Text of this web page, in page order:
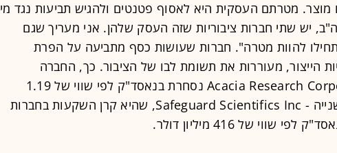
מטרתם העסקית היא לאסוף פטנטים ולהגיש תביעות נגד מי
יש שתי חברות ציבוריות שזה העסק שלהן. אני מעריך שגם
להוות מטרה". חברות שעושות כסף מתביעה על הפרת
הייצור, מעוררות את תשומת לבו של הציבור. כך, החברה
הציבורית Acacia Research Corporation נסחרת בנאסד"ק לפי שווי של 1.19
מיליארד דולר, והשנייה - Safeguard Scientifics Inc, שהיא קרן השקעות בחברות
שווי של 416 מיליון דולר.